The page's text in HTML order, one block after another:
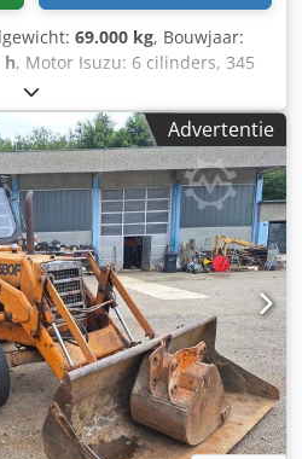
69.000 kg, Bouwjaar:
h, Motor Isuzu: 6 cilinders, 345
Giek 6,58 m Stel 3 m
hydrauliekslangen
snelwissel: OIL
Dieplepel – 4,55 m³ SAE
69 ton
(4,14 m met
4,37 m Machine is in onze
gerepareerd Rapport op
uitgevoerd: alle oliën en
CASE Duitsland
6 nieuwe injectoren (factuur
Advertentie